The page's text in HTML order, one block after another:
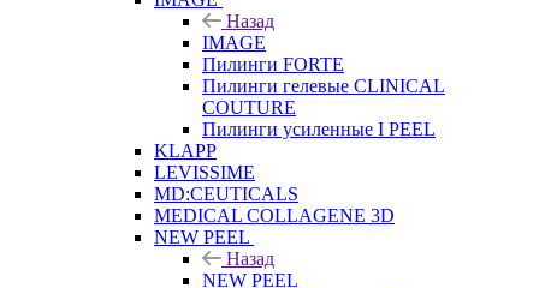
Назад
IMAGE
Пилинги FORTE
Пилинги гелевые CLINICAL
COUTURE
Пилинги усиленные I PEEL
KLAPP
LEVISSIME
MD:CEUTICALS
MEDICAL COLLAGENE 3D
NEW PEEL
Назад
NEW PEEL